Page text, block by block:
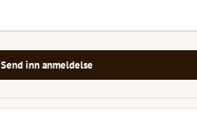
Send inn anmeldelse